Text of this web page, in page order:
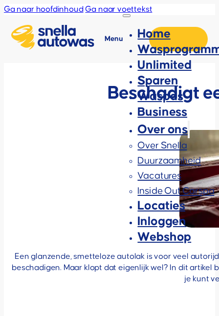
Ga naar hoofdinhoud Ga naar voettekst
Menu
Home
Unlimited
Sparen
Waspas
Business
Over ons
Over Snella
Duurzaamheid
Vacatures
Inside Out Carspa
Locaties
Inloggen
Webshop
Beschadigt
Een glanzende, smetteloze autolak is voor veel
beschadigen. Maar klopt dat eigenlijk wel? In dit
je kunt